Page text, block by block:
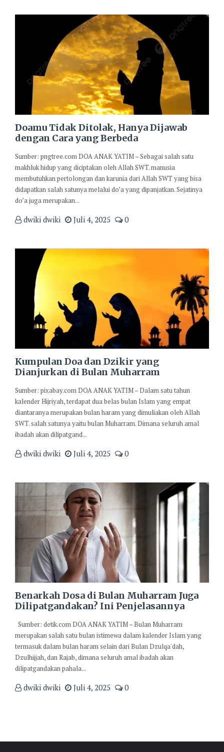
Doamu Tidak Ditolak, Hanya Dijawab
dengan Cara yang Berbeda
Sumber: pngtree.com DOA ANAK YATIM – Sebagai salah satu
makhluk hidup yang diciptakan oleh Allah SWT. manusia
membutuhkan pertolongan dan karunia dari Allah SWT yang bisa
didapatkan salah satunya melalui do’a yang dipanjatkan. Sejatinya
do’a juga merupakan...
dwiki dwiki Juli 4, 2025 0
Kumpulan Doa dan Dzikir yang
Dianjurkan di Bulan Muharram
Sumber: pixabay.com DOA ANAK YATIM – Dalam satu tahun
kalender Hijriyah, terdapat dua belas bulan Islam yang empat
diantaranya merupakan bulan haram yang dimuliakan oleh Allah
SWT. salah satunya yaitu bulan Muharram. Dimana seluruh amal
ibadah akan dilipatgand...
dwiki dwiki Juli 4, 2025 0
Benarkah Dosa di Bulan Muharram Juga
Dilipatgandakan? Ini Penjelasannya
Sumber: detik.com DOA ANAK YATIM – Bulan Muharram
merupakan salah satu bulan istimewa dalam kalender Islam yang
termasuk dalam bulan haram selain dari Bulan Dzulqa'dah,
Dzulhijjah, dan Rajab, dimana seluruh amal ibadah akan
dilipatgandakan pahala...
dwiki dwiki Juli 4, 2025 0